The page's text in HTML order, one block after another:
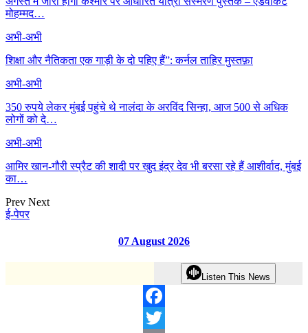
मोहम्मद…
अभी-अभी
शिक्षा और नैतिकता एक गाड़ी के दो पहिए हैं”: कर्नल ताहिर मुस्तफ़ा
अभी-अभी
350 रुपये लेकर मुंबई पहुंचे थे नालंदा के अरविंद सिन्हा, आज 500 से अधिक
लोगों को दे…
अभी-अभी
आमिर खान-गौरी स्प्रैट की शादी पर खुद इंद्र देव भी बरसा रहे हैं आशीर्वाद, मुंबई
का…
Prev Next
ई-पेपर
07 August 2026
Listen This News
Facebook